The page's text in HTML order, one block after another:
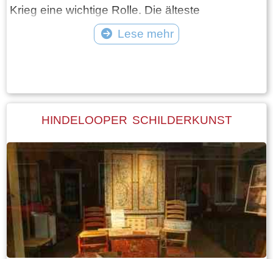
Krieg eine wichtige Rolle. Die älteste
einheimische Pferderasse ist auch für ihren
freundlichen Charakter bekannt Hollywood ist es
beispielsweise eine Hauptrolle in Dutzenden
Zu Hause in Friesland grasen Gruppen von
Friesenpferden auf der Wiese. Wirklich ein
wunderschöner Anblick, Friesland von seiner
besten Seite.
Kennen Sie übrigens den friesischen Sänger
Griet Wiersmas Hit ’Frysk Hynder’ über das
friesische Pferd?
Lese mehr
HINDELOOPER SCHILDERKUNST